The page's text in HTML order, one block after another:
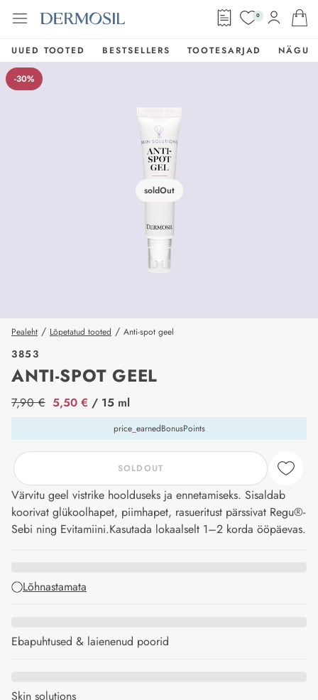
0
UUED TOOTED BESTSELLERS TOOTESARJAD NÄGU
soldOut
-30%
Pealeht / Lõpetatud tooted / Anti-spot geel
3853
ANTI-SPOT GEEL
price_label
7,90 € 5,50 € / 15 ml
price_earnedBonusPoints
SOLDOUT
Värvitu geel vistrike hoolduseks ja ennetamiseks. Sisaldab
koorivat glükoolhapet, piimhapet, rasueritust pärssivat Regu®-
Sebi ning Evitamiini.Kasutada lokaalselt 1–2 korda ööpäevas.
Lõhnastamata
Ebapuhtused & laienenud poorid
Skin solutions